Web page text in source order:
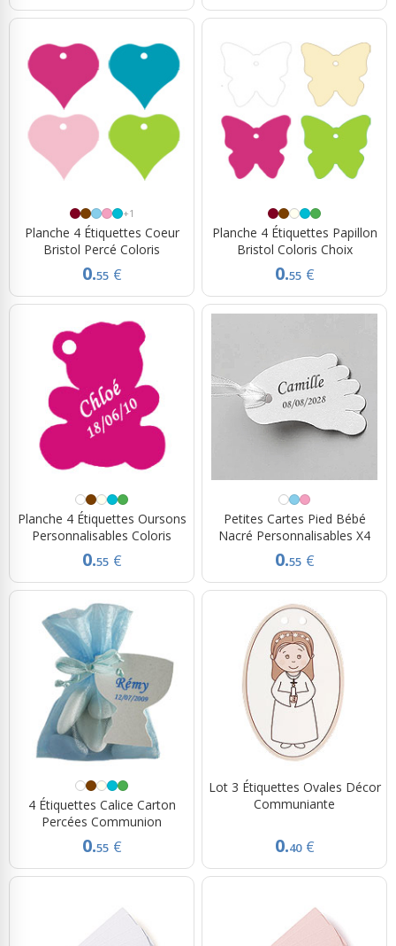
+1
Planche 4 Étiquettes Coeur
Bristol Percé Coloris
0.55 €
Planche 4 Étiquettes Papillon
Bristol Coloris Choix
0.55 €
Planche 4 Étiquettes Oursons
Personnalisables Coloris
0.55 €
Petites Cartes Pied Bébé
Nacré Personnalisables X4
0.55 €
4 Étiquettes Calice Carton
Percées Communion
0.55 €
Lot 3 Étiquettes Ovales Décor
Communiante
0.40 €